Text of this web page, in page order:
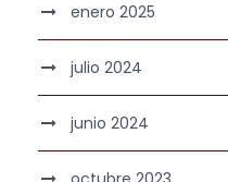
enero 2025
julio 2024
junio 2024